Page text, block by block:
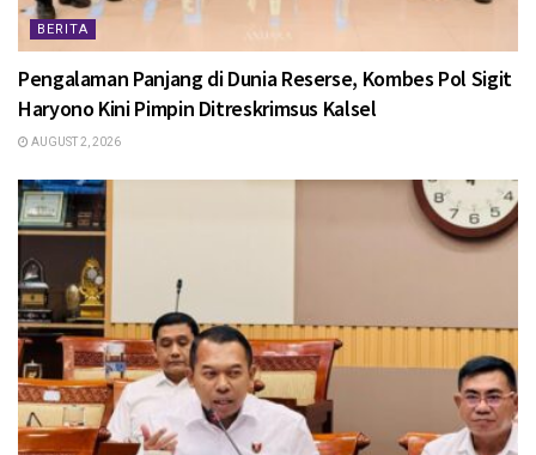
BERITA
Pengalaman Panjang di Dunia Reserse, Kombes Pol Sigit
Haryono Kini Pimpin Ditreskrimsus Kalsel
AUGUST 2, 2026